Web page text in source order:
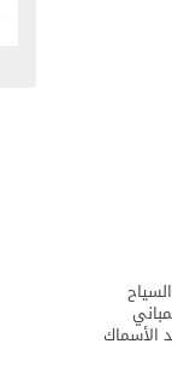
الأسماك